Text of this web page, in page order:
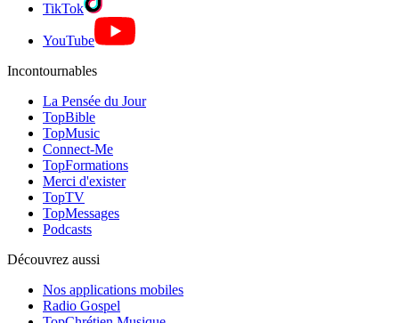
TikTok
YouTube
Incontournables
La Pensée du Jour
TopBible
TopMusic
Connect-Me
TopFormations
Merci d'exister
TopTV
TopMessages
Podcasts
Découvrez aussi
Nos applications mobiles
Radio Gospel